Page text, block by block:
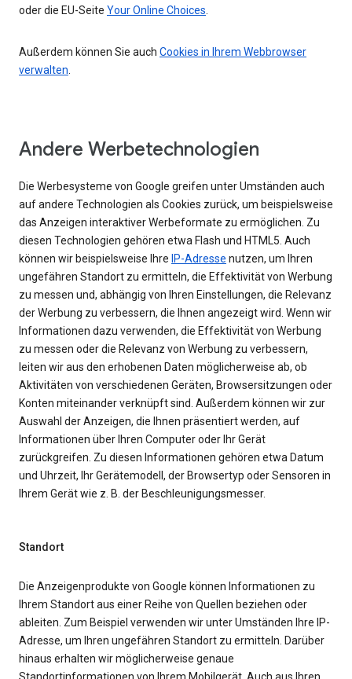
oder die EU-Seite Your Online Choices.
Außerdem können Sie auch Cookies in Ihrem Webbrowser
verwalten.
Andere Werbetechnologien
Die Werbesysteme von Google greifen unter Umständen auch
auf andere Technologien als Cookies zurück, um beispielsweise
das Anzeigen interaktiver Werbeformate zu ermöglichen. Zu
diesen Technologien gehören etwa Flash und HTML5. Auch
können wir beispielsweise Ihre IP-Adresse nutzen, um Ihren
ungefähren Standort zu ermitteln, die Effektivität von Werbung
zu messen und, abhängig von Ihren Einstellungen, die Relevanz
der Werbung zu verbessern, die Ihnen angezeigt wird. Wenn wir
Informationen dazu verwenden, die Effektivität von Werbung
zu messen oder die Relevanz von Werbung zu verbessern,
leiten wir aus den erhobenen Daten möglicherweise ab, ob
Aktivitäten von verschiedenen Geräten, Browsersitzungen oder
Konten miteinander verknüpft sind. Außerdem können wir zur
Auswahl der Anzeigen, die Ihnen präsentiert werden, auf
Informationen über Ihren Computer oder Ihr Gerät
zurückgreifen. Zu diesen Informationen gehören etwa Datum
und Uhrzeit, Ihr Gerätemodell, der Browsertyp oder Sensoren in
Ihrem Gerät wie z. B. der Beschleunigungsmesser.
Standort
Die Anzeigenprodukte von Google können Informationen zu
Ihrem Standort aus einer Reihe von Quellen beziehen oder
ableiten. Zum Beispiel verwenden wir unter Umständen Ihre IP-
Adresse, um Ihren ungefähren Standort zu ermitteln. Darüber
hinaus erhalten wir möglicherweise genaue